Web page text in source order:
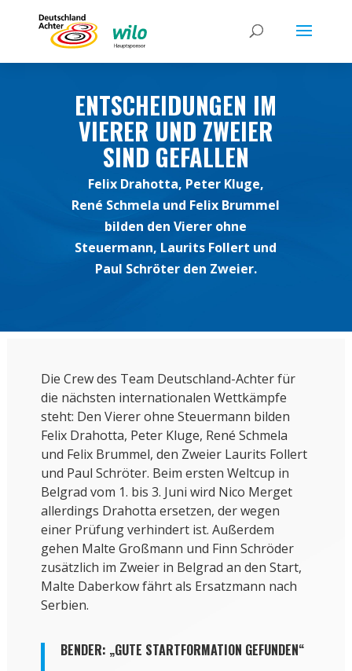
ENTSCHEIDUNGEN IM
VIERER UND ZWEIER
SIND GEFALLEN
Felix Drahotta, Peter Kluge,
René Schmela und Felix Brummel
bilden den Vierer ohne
Steuermann, Laurits Follert und
Paul Schröter den Zweier.
Die Crew des Team Deutschland-Achter für
die nächsten internationalen Wettkämpfe
steht: Den Vierer ohne Steuermann bilden
Felix Drahotta, Peter Kluge, René Schmela
und Felix Brummel, den Zweier Laurits Follert
und Paul Schröter. Beim ersten Weltcup in
Belgrad vom 1. bis 3. Juni wird Nico Merget
allerdings Drahotta ersetzen, der wegen
einer Prüfung verhindert ist. Außerdem
gehen Malte Großmann und Finn Schröder
zusätzlich im Zweier in Belgrad an den Start,
Malte Daberkow fährt als Ersatzmann nach
Serbien.
BENDER: „GUTE STARTFORMATION GEFUNDEN“